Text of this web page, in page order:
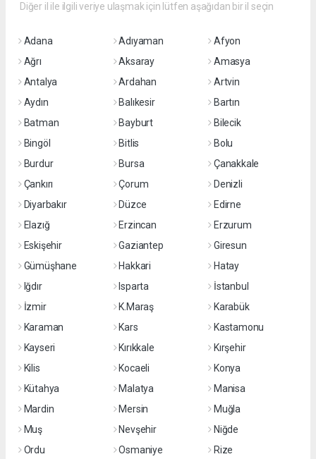
Diğer il ile ilgili veriye ulaşmak için lütfen aşağıdan bir il seçin
Adana Adıyaman
Afyon
Ağrı
Aksaray
Amasya
Antalya
Ardahan
Artvin
Aydın
Balıkesir
Bartın
Batman
Bayburt
Bilecik
Bingöl
Bitlis
Bolu
Burdur
Bursa
Çanakkale
Çankırı
Çorum
Denizli
Diyarbakır
Düzce
Edirne
Elazığ
Erzincan
Erzurum
Eskişehir
Gaziantep
Giresun
Gümüşhane
Hakkari
Hatay
Iğdır
Isparta
İstanbul
İzmir
K.Maraş
Karabük
Karaman
Kars
Kastamonu
Kayseri
Kırıkkale
Kırşehir
Kilis
Kocaeli
Konya
Kütahya
Malatya
Manisa
Mardin
Mersin
Muğla
Muş
Nevşehir
Niğde
Ordu
Osmaniye Rize